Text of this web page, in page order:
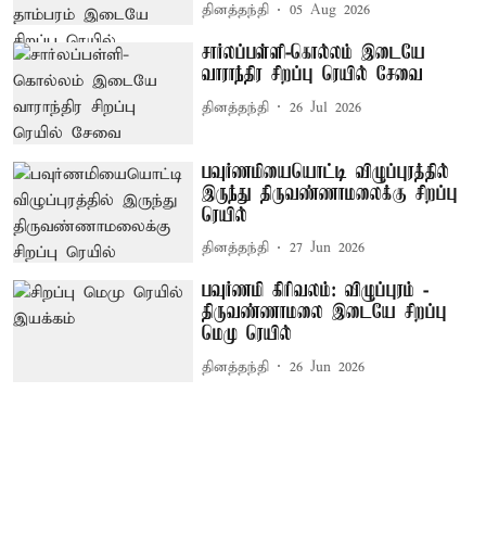
தினத்தந்தி 05 Aug 2026
சார்லப்பள்ளி-கொல்லம் இடையே
வாராந்திர சிறப்பு ரெயில் சேவை
தினத்தந்தி 26 Jul 2026
பவுர்ணமியையொட்டி விழுப்புரத்தில்
இருந்து திருவண்ணாமலைக்கு சிறப்பு
ரெயில்
தினத்தந்தி 27 Jun 2026
பவுர்ணமி கிரிவலம்: விழுப்புரம் -
திருவண்ணாமலை இடையே சிறப்பு
மெமு ரெயில்
தினத்தந்தி 26 Jun 2026